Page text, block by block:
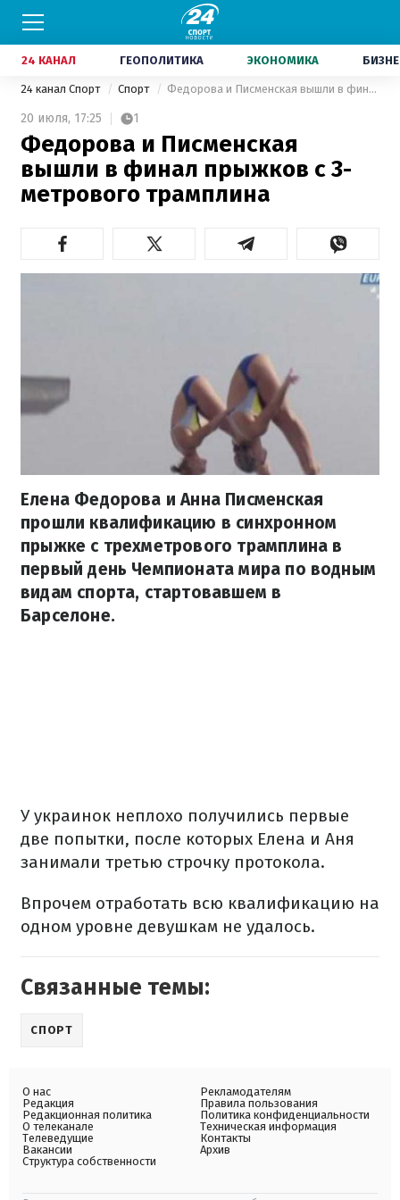
24 КАНАЛ ГЕОПОЛИТИКА ЭКОНОМИКА
24 канал Спорт Спорт Федорова и Писменская вышли в финал прыжков с 3-метрового трамплина
20 июля, 17:25 1
Федорова и Писменская
вышли в финал прыжков с 3-
метрового трамплина
Елена Федорова и Анна Писменская
прошли квалификацию в синхронном
прыжке с трехметрового трамплина в
первый день Чемпионата мира по водным
видам спорта, стартовавшем в
Барселоне.
У украинок неплохо получились первые
две попытки, после которых Елена и Аня
занимали третью строчку протокола.
Впрочем отработать всю квалификацию на
одном уровне девушкам не удалось.
Связанные темы:
СПОРТ
О нас
Редакция
Редакционная политика
О телеканале
Телеведущие
Вакансии
Структура собственности
Рекламодателям
Правила пользования
Политика конфиденциальности
Техническая информация
Контакты
Архив